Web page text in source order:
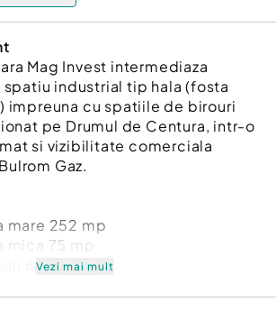
Mag Invest intermediaza
spatiu industrial tip hala (fosta
impreuna cu spatiile de birouri
pe Drumul de Centura, intr-o
si vizibilitate comerciala
Gaz.
mare 252 mp
mica 75 mp
63 mp
Vezi mai mult